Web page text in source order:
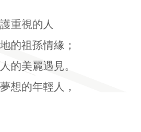
重視的人
的祖孫情緣；
的美麗遇見。
想的年輕人，